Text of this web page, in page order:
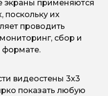
экраны применяются
поскольку их
проводить
сбор и
видеостены 3х3
показать любую